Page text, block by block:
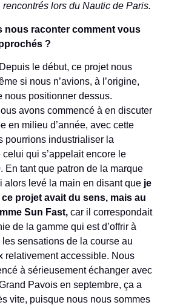
lors du Nautic de Paris.
nous raconter comment vous
?
le début, ce projet nous
si nous n’avions, à l’origine,
nous positionner dessus.
avons commencé à en discuter
en milieu d’année, avec cette
pourrions industrialiser la
qui s’appelait encore le
En tant que patron de la marque
alors levé la main en disant que je
projet avait du sens, mais au
Sun Fast, car il correspondait
de la gamme qui est d’offrir à
sensations de la course au
relativement accessible. Nous
à sérieusement échanger avec
Pavois en septembre, ça a
vite, puisque nous nous sommes